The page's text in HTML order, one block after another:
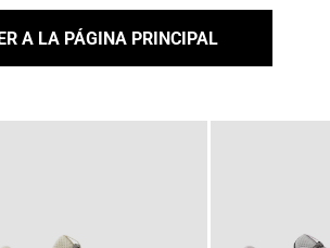
A LA PÁGINA PRINCIPAL